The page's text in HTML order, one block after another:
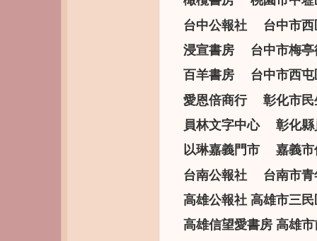
台中公報社 台中市西
浸宣書房 台中市梅
百羊書房 台中市西屯
愛恩倍商行 彰化市民
員林文字中心 彰化縣
以琳嘉義門市 嘉義
台南公報社 台南市
高雄公報社 高雄市三
高雄信望愛書房 高雄